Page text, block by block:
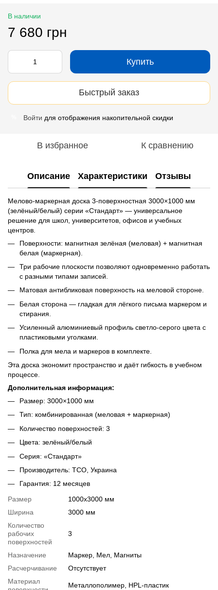
В наличии
7 680 грн
Купить
Быстрый заказ
Войти для отображения накопительной скидки
В избранное К сравнению
Описание Характеристики Отзывы
Мелово-маркерная доска 3-поверхностная 3000×1000 мм
(зелёный/белый) серии «Стандарт» — универсальное
решение для школ, университетов, офисов и учебных
центров.
Поверхности: магнитная зелёная (меловая) + магнитная
белая (маркерная).
Три рабочие плоскости позволяют одновременно работать
с разными типами записей.
Матовая антибликовая поверхность на меловой стороне.
Белая сторона — гладкая для лёгкого письма маркером и
стирания.
Усиленный алюминиевый профиль светло-серого цвета с
пластиковыми уголками.
Полка для мела и маркеров в комплекте.
Эта доска экономит пространство и даёт гибкость в учебном
процессе.
Дополнительная информация:
Размер: 3000×1000 мм
Тип: комбинированная (меловая + маркерная)
Количество поверхностей: 3
Цвета: зелёный/белый
Серия: «Стандарт»
Производитель: ТСО, Украина
Гарантия: 12 месяцев
Размер
1000х3000 мм
Ширина
3000 мм
Количество
рабочих
поверхностей
3
Назначение
Маркер, Мел, Магниты
Расчерчивание
Отсутствует
Материал
Металлополимер, HPL-пластик